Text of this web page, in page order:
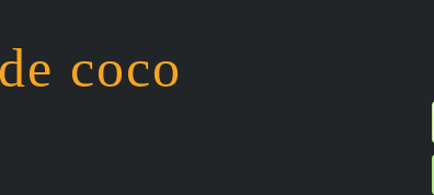
coco